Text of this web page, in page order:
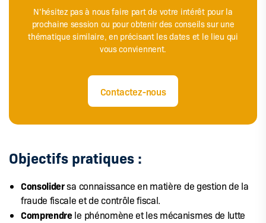
N’hésitez pas à nous faire part de votre intérêt pour la
prochaine session ou pour obtenir des conseils sur une
thématique similaire, en précisant les dates et le lieu qui
vous conviennent.
Contactez-nous
Objectifs pratiques :
Consolidersa connaissance en matière de gestion de la
fraude fiscale et de contrôle fiscal.
Comprendrele phénomène et les mécanismes de lutte